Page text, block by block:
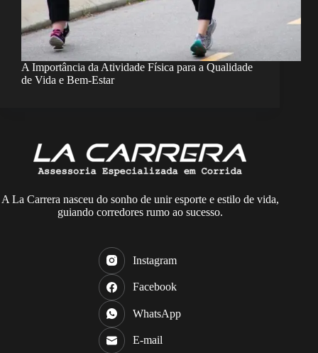
A Importância da Atividade Física para a Qualidade
de Vida e Bem-Estar
A La Carrera nasceu do sonho de unir esporte e estilo de vida,
guiando corredores rumo ao sucesso.
Instagram
Facebook
WhatsApp
E-mail